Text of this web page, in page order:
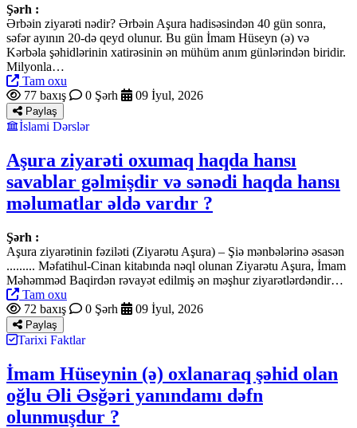
Şərh :
Ərbəin ziyarəti nədir? Ərbəin Aşura hadisəsindən 40 gün sonra,
səfər ayının 20-də qeyd olunur. Bu gün İmam Hüseyn (ə) və
Kərbəla şəhidlərinin xatirəsinin ən mühüm anım günlərindən biridir.
Milyonla…
Tam oxu
77 baxış
0 Şərh 09 İyul, 2026
Paylaş
İslami Dərslər
Aşura ziyarəti oxumaq haqda hansı
savablar gəlmişdir və sənədi haqda hansı
məlumatlar əldə vardır ?
Şərh :
Aşura ziyarətinin fəziləti (Ziyarətu Aşura) – Şiə mənbələrinə əsasən
......... Məfatihul-Cinan kitabında nəql olunan Ziyarətu Aşura, İmam
Məhəmməd Baqirdən rəvayət edilmiş ən məşhur ziyarətlərdəndir…
Tam oxu
72 baxış
0 Şərh 09 İyul, 2026
Paylaş
Tarixi Faktlar
İmam Hüseynin (ə) oxlanaraq şəhid olan
oğlu Əli Əsğəri yanındamı dəfn
olunmuşdur ?